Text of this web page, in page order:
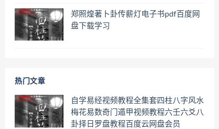
郑照煌著卜卦传薪灯电子书pdf百度网
盘下载学习
热门文章
自学易经视频教程全集套四柱八字风水
梅花易数奇门遁甲视频教程六壬六爻八
卦择日罗盘教程百度云网盘会员